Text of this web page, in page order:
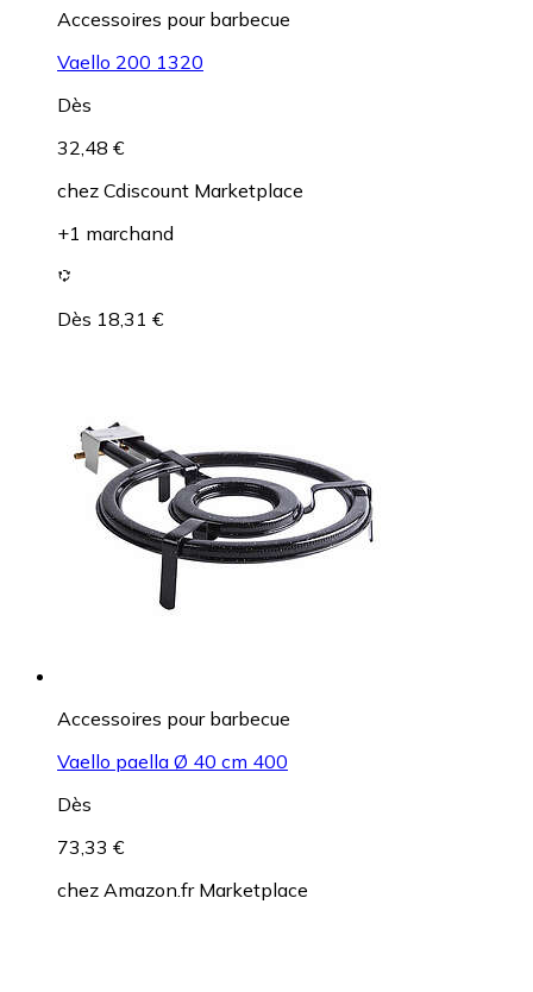
Accessoires pour barbecue
Vaello 200 1320
Dès
32,48 €
chez Cdiscount Marketplace
+1 marchand
Dès 18,31 €
Accessoires pour barbecue
Vaello paella Ø 40 cm 400
Dès
73,33 €
chez Amazon.fr Marketplace